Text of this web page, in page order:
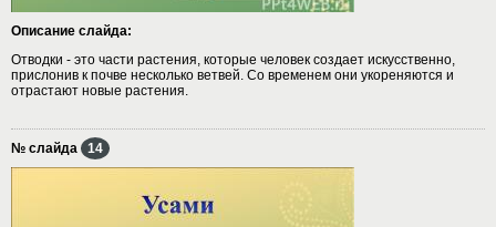
Описание слайда:
Отводки - это части растения, которые человек создает искусственно,
прислонив к почве несколько ветвей. Со временем они укореняются и
отрастают новые растения.
№ слайда 14